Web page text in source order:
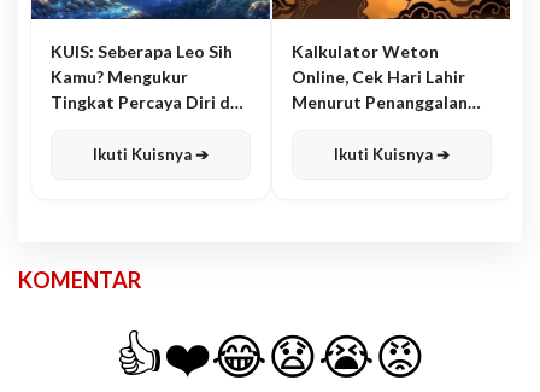
KUIS: Seberapa Leo Sih
Kamu? Mengukur
Tingkat Percaya Diri dan
Ikuti Kuisnya ➔
Kalkulator Weton
Online, Cek Hari Lahir
Menurut Penanggalan
Ikuti Kuisnya ➔
KOMENTAR
👍❤️😂😧😭😡